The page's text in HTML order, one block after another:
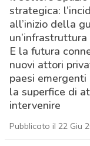
strategica:
all’inizio della
E la futura
nuovi attori
paesi
la superfice di
intervenire
Pubblicato il 22 Giu